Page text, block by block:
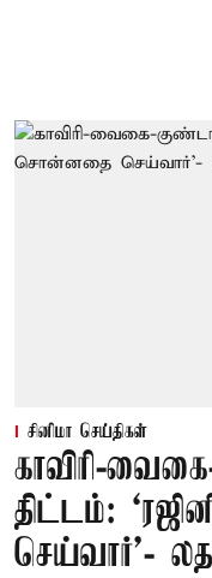
சினிமா செய்திகள்
காவிரி-
திட்டம்:
செய்வார்’-